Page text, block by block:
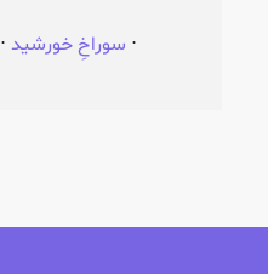
⋅سوراخِ خورشید ⋅